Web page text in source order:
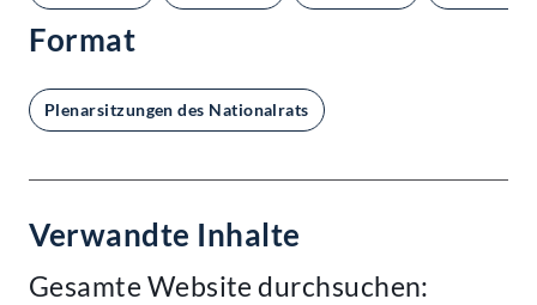
Format
Plenarsitzungen des Nationalrats
Verwandte Inhalte
Gesamte Website durchsuchen: